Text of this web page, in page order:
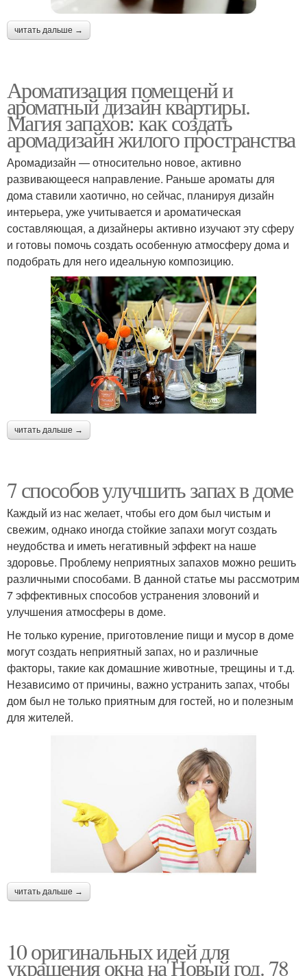
читать дальше →
Ароматизация помещенй и
ароматный дизайн квартиры.
Магия запахов: как создать
аромадизайн жилого пространства
Аромадизайн — относительно новое, активно
развивающееся направление. Раньше ароматы для
дома ставили хаотично, но сейчас, планируя дизайн
интерьера, уже учитывается и ароматическая
составляющая, а дизайнеры активно изучают эту сферу
и готовы помочь создать особенную атмосферу дома и
подобрать для него идеальную композицию.
читать дальше →
7 способов улучшить запах в доме
Каждый из нас желает, чтобы его дом был чистым и
свежим, однако иногда стойкие запахи могут создать
неудобства и иметь негативный эффект на наше
здоровье. Проблему неприятных запахов можно решить
различными способами. В данной статье мы рассмотрим
7 эффективных способов устранения зловоний и
улучшения атмосферы в доме.
Не только курение, приготовление пищи и мусор в доме
могут создать неприятный запах, но и различные
факторы, такие как домашние животные, трещины и т.д.
Независимо от причины, важно устранить запах, чтобы
дом был не только приятным для гостей, но и полезным
для жителей.
читать дальше →
10 оригинальных идей для
украшения окна на Новый год. 78